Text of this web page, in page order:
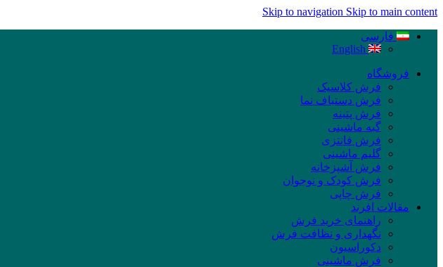
Skip to navigation Skip to main content
فارسی
English
فروشگاه
فرش کلاسیک
فرش دستباف نما
فرش پتینه
گبه ماشینی
فرش فانتزی
گلیم ماشینی
فرش آشپزخانه
فرش کودک و نوجوان
فرش چاپی
مقالات افرند
راهنمای خرید فرش
نگهداری و نظافت فرش
دکوراسیون
فرش ماشینی